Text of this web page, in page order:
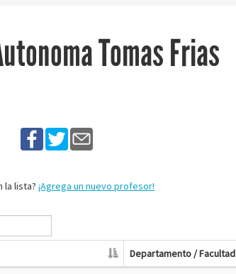
Tomas Frias
la lista? ¡Agrega un nuevo profesor!
Departamento / Facultad